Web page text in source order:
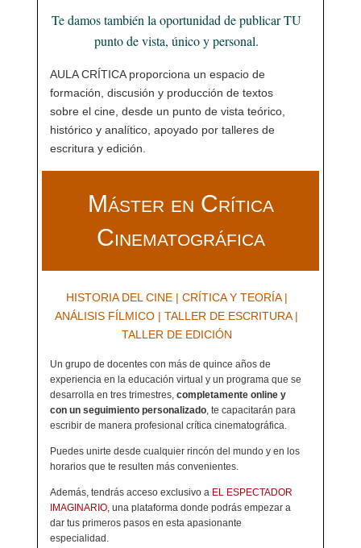
Te damos también la oportunidad de publicar TU
punto de vista, único y personal.
AULA CRÍTICA proporciona un espacio de
formación, discusión y producción de textos
sobre el cine, desde un punto de vista teórico,
histórico y analítico, apoyado por talleres de
escritura y edición.
Máster en Crítica
Cinematográfica
HISTORIA DEL CINE | CRÍTICA Y TEORÍA |
ANÁLISIS FÍLMICO | TALLER DE ESCRITURA |
TALLER DE EDICIÓN
Un grupo de docentes con más de quince años de
experiencia en la educación virtual y un programa que se
desarrolla en tres trimestres,completamente online y
con un seguimiento personalizado , te capacitarán para
escribir de manera profesional crítica cinematográfica.
Puedes unirte desde cualquier rincón del mundo y en los
horarios que te resulten más convenientes.
Además, tendrás acceso exclusivo a EL ESPECTADOR
IMAGINARIO, una plataforma donde podrás empezar a
dar tus primeros pasos en esta apasionante
especialidad.